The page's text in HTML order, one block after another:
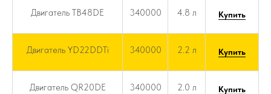
Двигатель TB48DE 340000 4.8 л Купить
Двигатель YD22DDTi 340000 2.2 л Купить
Двигатель QR20DE 340000 2.0 л Купить